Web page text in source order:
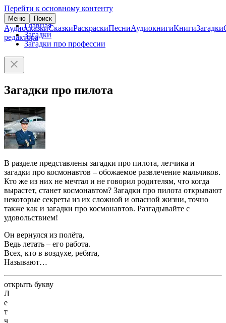
Перейти к основному контенту
Меню Поиск
АудиосказкиСказкиРаскраскиПесниАудиокнигиКнигиЗагадки
редактора
Главная
Загадки
Загадки про профессии
Загадки про пилота
В разделе представлены загадки про пилота, летчика и
загадки про космонавтов – обожаемое развлечение мальчиков.
Кто же из них не мечтал и не говорил родителям, что когда
вырастет, станет космонавтом? Загадки про пилота открывают
некоторые секреты из их сложной и опасной жизни, точно
также как и загадки про космонавтов. Разгадывайте с
удовольствием!
Он вернулся из полёта,
Ведь летать – его работа.
Всех, кто в воздухе, ребята,
Называют…
открыть букву
Л
е
т
ч